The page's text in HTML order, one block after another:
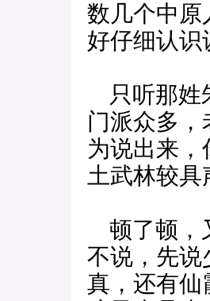
数几个中原
好仔细认识
只听那姓
门派众多
为说出来
土武林较具
顿了顿，
不说，先说
真，还有仙